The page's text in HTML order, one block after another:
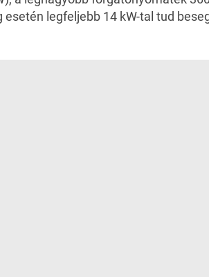
legfeljebb 14 kW-tal tud